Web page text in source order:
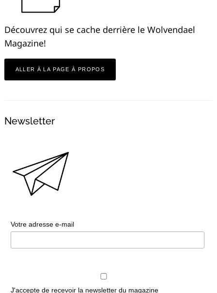
Découvrez qui se cache derrière le Wolvendael
Magazine!
ALLER À LA PAGE À PROPOS
Newsletter
Votre adresse e-mail
J'accepte de recevoir la newsletter du magazine